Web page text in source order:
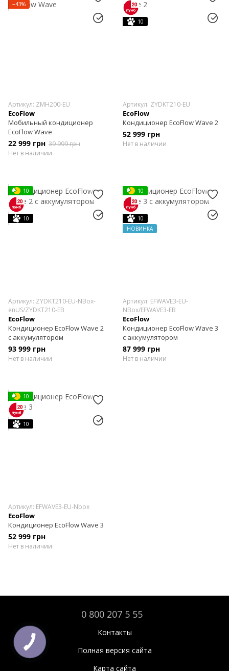
−43%
Артикул: ZMH200-EU
EcoFlow
Мобильный кондиционер
EcoFlow Wave
22 999 грн 39 999 грн
Нет в наличии
10
Артикул: ZYDKT210-EU
EcoFlow
Кондиционер EcoFlow Wave 2
52 999 грн
Нет в наличии
10
10
Артикул: ZYDKT210-EU-NBox-
enUS/ZYDKT210-EB
EcoFlow
Кондиционер EcoFlow Wave 2
с аккумулятором
93 999 грн
Нет в наличии
10
10
НОВИНКА
Артикул: EFWAVE3-EU-
NBox/EFWAVE3-EB
EcoFlow
Кондиционер EcoFlow Wave 3
с аккумулятором
87 999 грн
Нет в наличии
10
10
Артикул: EFWAVE3-EU-Nbox
EcoFlow
Кондиционер EcoFlow Wave 3
52 999 грн
Нет в наличии
0 800 207 5 55
Контакты
Полная версия сайта
Карта сайта